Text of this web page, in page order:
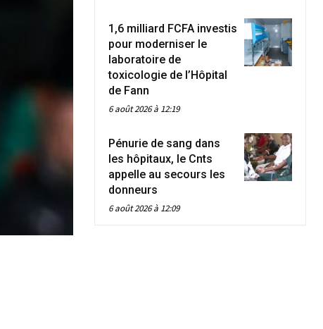
1,6 milliard FCFA investis
pour moderniser le
laboratoire de
toxicologie de l’Hôpital
de Fann
6 août 2026 à 12:19
Pénurie de sang dans
les hôpitaux, le Cnts
appelle au secours les
donneurs
6 août 2026 à 12:09